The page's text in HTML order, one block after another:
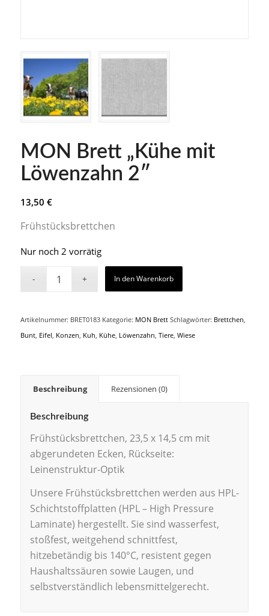
MON Brett „Kühe mit
Löwenzahn 2″
13,50 €
Frühstücksbrettchen
Nur noch 2 vorrätig
In den Warenkorb
Artikelnummer: BRET0183 Kategorie: MON Brett Schlagwörter: Brettchen,
Bunt, Eifel, Konzen, Kuh, Kühe, Löwenzahn, Tiere, Wiese
Beschreibung Rezensionen (0)
Beschreibung
Frühstücksbrettchen, 23,5 x 14,5 cm mit
abgerundeten Ecken, Rückseite:
Leinenstruktur-Optik
Unsere Frühstücksbrettchen werden aus HPL-
Schichtstoffplatten (HPL – High Pressure
Laminate) hergestellt. Sie sind wasserfest,
stoßfest, weitgehend schnittfest,
hitzebetändig bis 140°C, resistent gegen
Haushaltssäuren sowie Laugen, und
selbstverständlich lebensmittelgerecht.